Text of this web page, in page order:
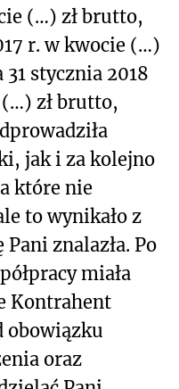
(…) zł brutto,
r. w kwocie (…)
stycznia 2018
zł brutto,
jak i za kolejno
które nie
to wynikało z
znalazła. Po
miała
Kontrahent
obowiązku
oraz